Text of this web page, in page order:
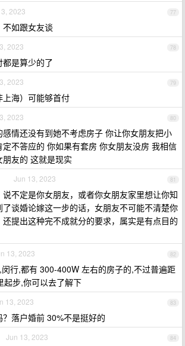
77
2023
如跟女友谈
78
2023
都是算少的了
79
2023
海）可能够首付
80
2023
情还没有到她不考虑房子 你让你女朋友把小
定不答应的 你如果有套房 你女朋友没房 我相信
友的 这就是现实
81
Jun 13, 2023
不定是你女朋友，或者你女朋友家里想让你知
谈婚论嫁这一步的话，女朋友不可能不清楚你
提出这种完不成就分的要求，属实是有点目的
82
13, 2023
行,都有 300-400W 左右的房子的,不过普遍距
起步,你可以去了解下
83
13, 2023
落户婚前 30%不是挺好的
84
Jun 13, 2023